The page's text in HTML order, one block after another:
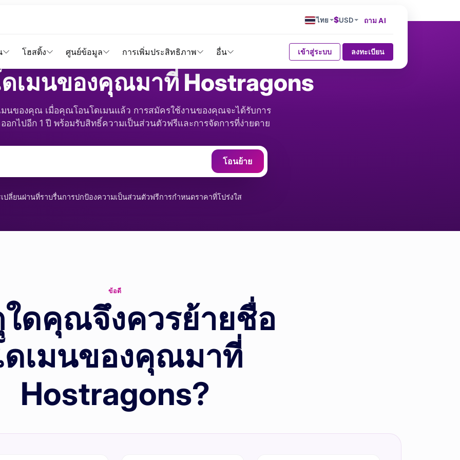
ไทย $USD ถาม AI
โฮสติ้ง ศูนย์ข้อมูล การเพิ่มประสิทธิภาพ อื่น เข้าสู่ระบบ ลงทะเบียน
ขยายระยะเวลาการซื้อขายนักเตะออกไปอีก 1 ปี
เมนของคุณมาที่ Hostragons
นของคุณ เมื่อคุณโอนโดเมนแล้ว การสมัครใช้งานของคุณจะได้รับการ
อกไปอีก 1 ปี พร้อมรับสิทธิ์ความเป็นส่วนตัวฟรีและการจัดการที่ง่ายดาย
โอนย้าย
ปลี่ยนผ่านที่ราบรื่นการปกป้องความเป็นส่วนตัวฟรีการกำหนดราคาที่โปร่งใส
ข้อดี
ใดคุณจึงควรย้ายชื่อ
เมนของคุณมาที่
Hostragons?